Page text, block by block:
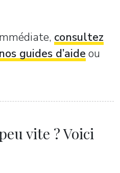
consultez
nos guides d’aide ou
vite ? Voici